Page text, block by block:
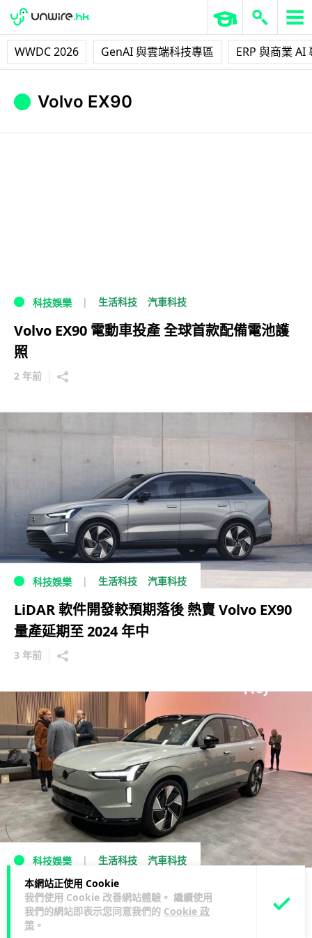
WWDC 2026 GenAI 與雲端科技專區 ERP 與商業 AI
本網站正使用 Cookie
我們使用 Cookie 改善網站體驗。 繼續使用
我們的網站即表示您同意我們的 Cookie 政
策 。
Volvo EX90
科技娛樂 生活科技 汽車科技
Volvo EX90 電動車投產 全球首款配備電池護
照
2 年前
科技娛樂 生活科技 汽車科技
LiDAR 軟件開發較預期落後 熱賣 Volvo EX90
量產延期至 2024 年中
3 年前
科技娛樂 生活科技 汽車科技
Volvo EX90 純電 SUV 官方宣佈投產延期
3 年前